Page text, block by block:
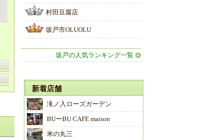
村田豆腐店
坂戸市OLUOLU
坂戸の人気ランキング一覧
新着店舗
滝ノ入ローズガーデン
BUーBU CAFE maison
米の丸三